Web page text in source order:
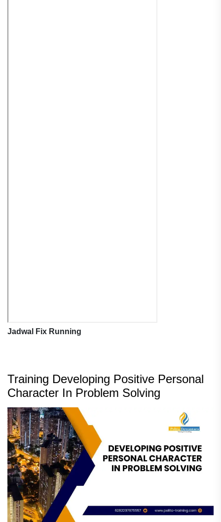
Jadwal Fix Running
Training Developing Positive Personal
Character In Problem Solving